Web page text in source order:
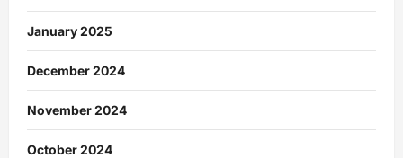
January 2025
December 2024
November 2024
October 2024